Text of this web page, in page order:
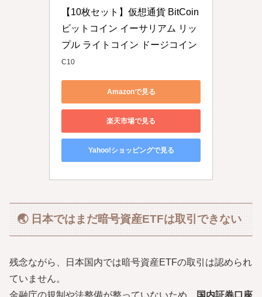
【10枚セット】仮想通貨 BitCoin
ビットコイン イーサリアム リッ
プル ライトコイン ドージコイン
C10
Amazonで見る
楽天市場で見る
Yahoo!ショッピングで見る
🌏 日本ではまだ暗号資産ETFは取引できない
残念ながら、日本国内では暗号資産ETFの取引は認められ
ていません。
金融庁の規制や法整備が整っていないため、
国内証券口座